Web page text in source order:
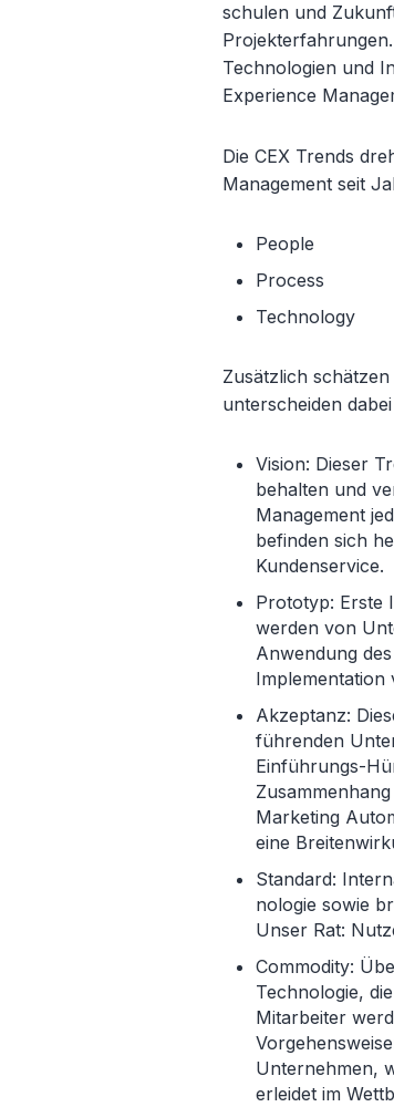
schulen und
Technologien und
Experience
Die CEX Trends
Management seit
People
Process
Technology
Zusätzlich
unterscheiden
Vision: Dieser
behalten und
Management
befinden sich
Kundenservice.
Prototyp: Erste
werden von
Anwendung
Implementation
Akzeptanz:
führenden
Einführungs-
Marketing
eine
Standard:
nologie sowie
Unser Rat:
Commodity:
Technologie,
Mitarbeiter
Unternehmen,
erleidet im